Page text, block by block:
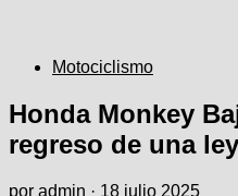
Motociclismo
Honda Monkey
regreso de una
por admin · 18 julio 2025